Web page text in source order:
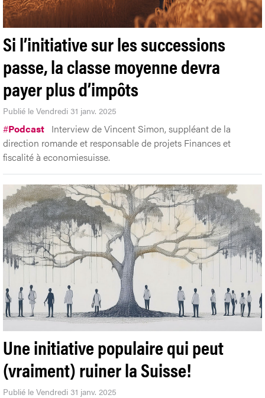
Si l’initiative sur les successions
passe, la classe moyenne devra
payer plus d’impôts
Publié le Vendredi 31 janv. 2025
#Podcast Interview de Vincent Simon, suppléant de la
direction romande et responsable de projets Finances et
fiscalité à economiesuisse.
Une initiative populaire qui peut
(vraiment) ruiner la Suisse!
Publié le Vendredi 31 janv. 2025